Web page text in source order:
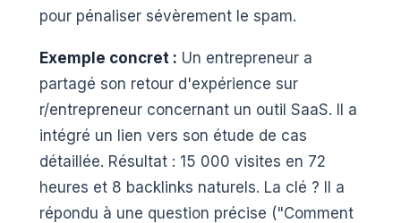
pour pénaliser sévèrement le spam.
Exemple concret : Un entrepreneur a
partagé son retour d'expérience sur
r/entrepreneur concernant un outil SaaS. Il a
intégré un lien vers son étude de cas
détaillée. Résultat : 15 000 visites en 72
heures et 8 backlinks naturels. La clé ? Il a
répondu à une question précise ("Comment